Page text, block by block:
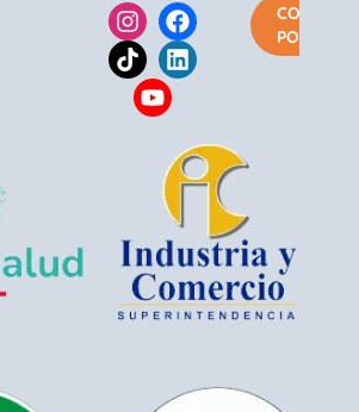
COMPRA
POR